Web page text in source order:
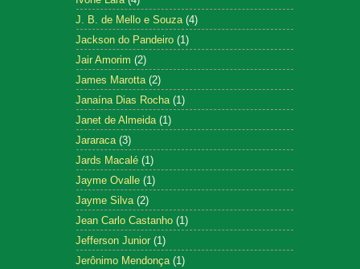
J. B. de Mello e Souza (4)
Jackson do Pandeiro (1)
Jair Amorim (2)
James Marotta (2)
Janaína Dias Rocha (1)
Janet de Almeida (1)
Jararaca (3)
Jards Macalé (1)
Jayme Ovalle (1)
Jayme Silva (2)
Jean Carlo Castanho (1)
Jefferson Junior (1)
Jerônimo Mendonça (1)